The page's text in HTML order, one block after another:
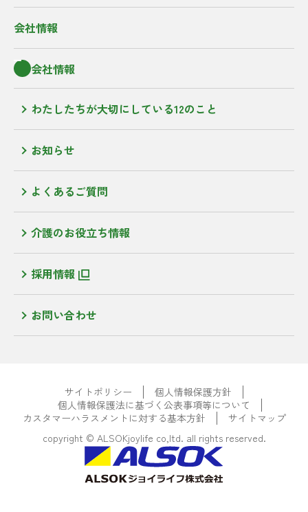
会社情報
会社情報
わたしたちが大切にしている12のこと
お知らせ
よくあるご質問
介護のお役立ち情報
採用情報
お問い合わせ
サイトポリシー
個人情報保護方針
個人情報保護法に基づく公表事項等について
カスタマーハラスメントに対する基本方針
サイトマップ
copyright © ALSOKjoylife co,ltd. all rights reserved.